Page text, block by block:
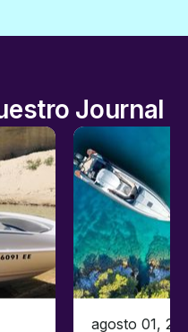
Journal
agosto 01,